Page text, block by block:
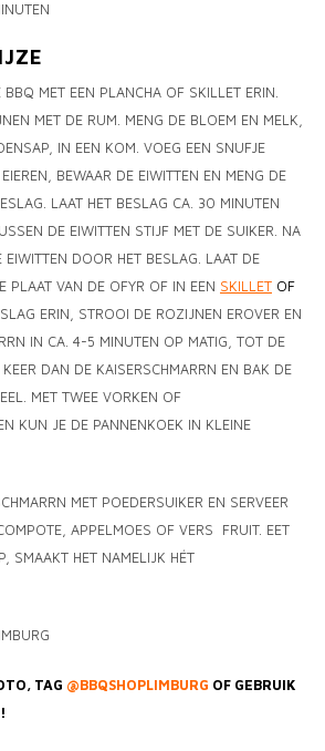
BBQ MET EEN PLANCHA OF SKILLET ERIN.
MET DE RUM. MENG DE BLOEM EN MELK,
IN EEN KOM. VOEG EEN SNUFJE
BEWAAR DE EIWITTEN EN MENG DE
LAAT HET BESLAG CA. 30 MINUTEN
DE EIWITTEN STIJF MET DE SUIKER. NA
EIWITTEN DOOR HET BESLAG. LAAT DE
PLAAT VAN DE OFYR OF IN EEN SKILLET OF
ERIN, STROOI DE ROZIJNEN EROVER EN
IN CA. 4-5 MINUTEN OP MATIG, TOT DE
DAN DE KAISERSCHMARRN EN BAK DE
MET TWEE VORKEN OF
KUN JE DE PANNENKOEK IN KLEINE
MET POEDERSUIKER EN SERVEER
APPELMOES OF VERS FRUIT. EET
SMAAKT HET NAMELIJK HÉT
TAG @BBQSHOPLIMBURG OF GEBRUIK